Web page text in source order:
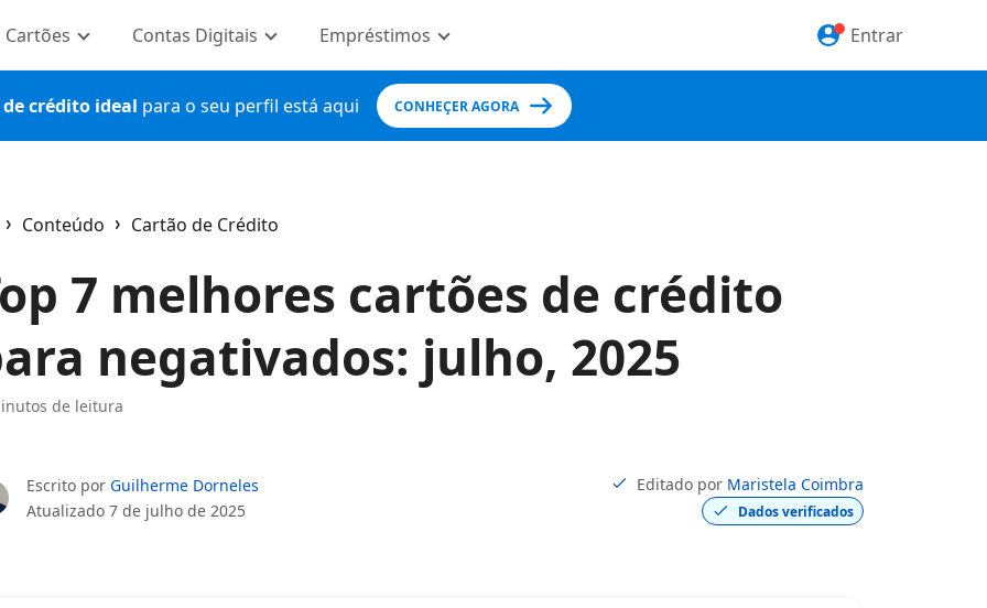
Cartões Contas Digitais Empréstimos Entrar
crédito ideal para o seu perfil está aqui CONHEÇER AGORA
Conteúdo Cartão de Crédito
7 melhores cartões de crédito
negativados: julho, 2025
de leitura
Escrito por Guilherme Dorneles
Atualizado 7 de julho de 2025
Editado por Maristela Coimbra
Dados verificados